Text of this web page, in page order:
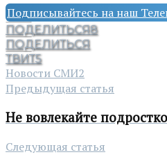
Подписывайтесь на наш
ПОДЕЛИТЬСЯ8
ПОДЕЛИТЬСЯ
ТВИТ5
Новости СМИ2
Предыдущая статья
Не вовлекайте
Следующая статья